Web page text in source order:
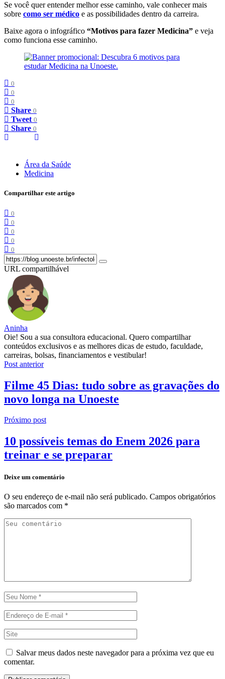
Se você quer entender melhor esse caminho, vale conhecer mais
sobre como ser médico e as possibilidades dentro da carreira.
Baixe agora o infográfico “Motivos para fazer Medicina” e veja
como funciona esse caminho.
0
0
0
Share 0
Tweet 0
Share 0
Área da Saúde
Medicina
Compartilhar este artigo
0
0
0
0
0
URL compartilhável
Aninha
Oie! Sou a sua consultora educacional. Quero compartilhar
conteúdos exclusivos e as melhores dicas de estudo, faculdade,
carreiras, bolsas, financiamentos e vestibular!
Post anterior
Filme 45 Dias: tudo sobre as gravações do
novo longa na Unoeste
Próximo post
10 possíveis temas do Enem 2026 para
treinar e se preparar
Deixe um comentário
O seu endereço de e-mail não será publicado. Campos obrigatórios
são marcados com *
Salvar meus dados neste navegador para a próxima vez que eu
comentar.